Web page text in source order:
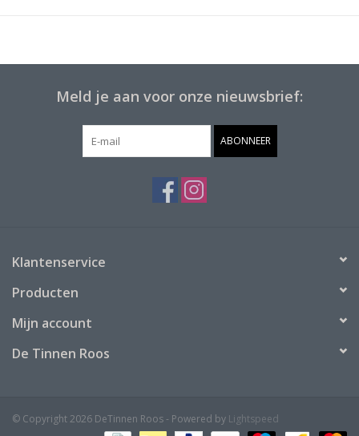
Meld je aan voor onze nieuwsbrief:
ABONNEER
Klantenservice
Producten
Mijn account
De Tinnen Roos
© Copyright 2026 DeTinnen Roos - Powered by Lightspeed